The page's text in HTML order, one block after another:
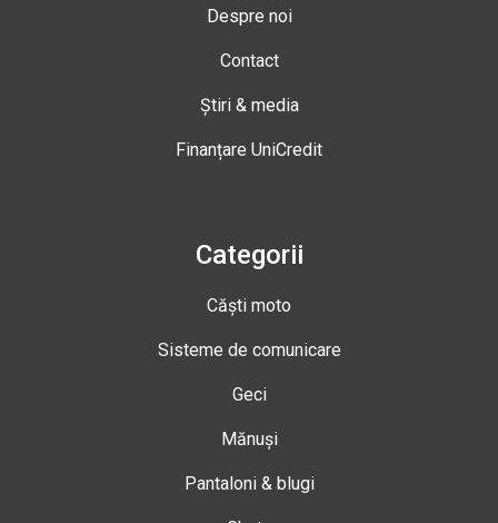
Despre noi
Contact
Știri & media
Finanțare UniCredit
Categorii
Căști moto
Sisteme de comunicare
Geci
Mănuși
Pantaloni & blugi